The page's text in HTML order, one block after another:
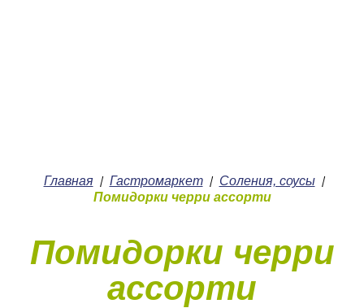
Главная / Гастромаркет / Соления, соусы /
Помидорки черри ассорти
Помидорки черри
ассорти